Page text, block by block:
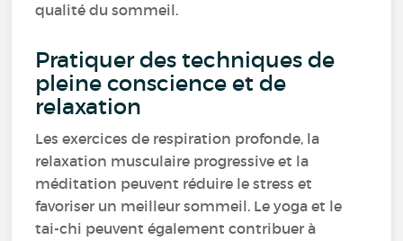
qualité du sommeil.
Pratiquer des techniques de
pleine conscience et de
relaxation
Les exercices de respiration profonde, la
relaxation musculaire progressive et la
méditation peuvent réduire le stress et
favoriser un meilleur sommeil. Le yoga et le
tai-chi peuvent également contribuer à